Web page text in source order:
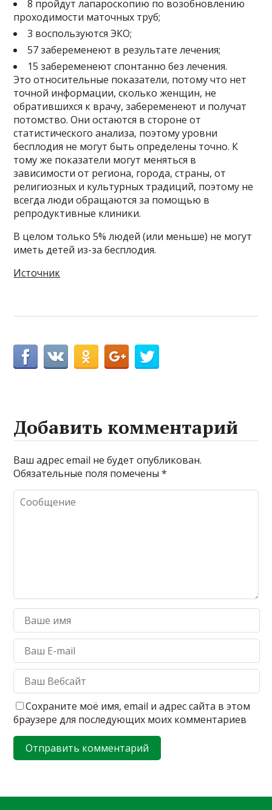
8 пройдут лапароскопию по возобновлению
проходимости маточных труб;
3 воспользуются ЭКО;
57 забеременеют в результате лечения;
15 забеременеют спонтанно без лечения.
Это относительные показатели, потому что нет
точной информации, сколько женщин, не
обратившихся к врачу, забеременеют и получат
потомство. Они остаются в стороне от
статистического анализа, поэтому уровни
бесплодия не могут быть определены точно. К
тому же показатели могут меняться в
зависимости от региона, города, страны, от
религиозных и культурных традиций, поэтому не
всегда люди обращаются за помощью в
репродуктивные клиники.
В целом только 5% людей (или меньше) не могут
иметь детей из-за бесплодия.
Источник
Добавить комментарий
Ваш адрес email не будет опубликован.
Обязательные поля помечены*
Сохраните моё имя, email и адрес сайта в этом
браузере для последующих моих комментариев